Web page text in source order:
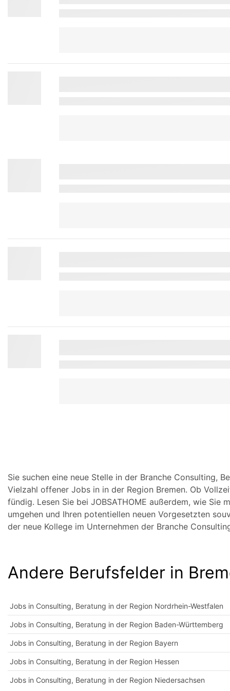
Sie suchen eine neue Stelle in der Branche Consulting,
Vielzahl offener Jobs in in der Region Bremen. Ob
fündig. Lesen Sie bei JOBSATHOME außerdem, wie
umgehen und Ihren potentiellen neuen Vorgesetzten
der neue Kollege im Unternehmen der Branche
Andere Berufsfelder in
Jobs in Consulting, Beratung in der Region Nordrhein-Westfalen
Jobs in Consulting, Beratung in der Region Baden-Württemberg
Jobs in Consulting, Beratung in der Region Bayern
Jobs in Consulting, Beratung in der Region Hessen
Jobs in Consulting, Beratung in der Region Niedersachsen